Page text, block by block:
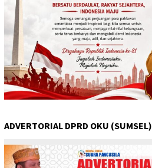
ADVERTORIAL DPRD OKU (SUMSEL)